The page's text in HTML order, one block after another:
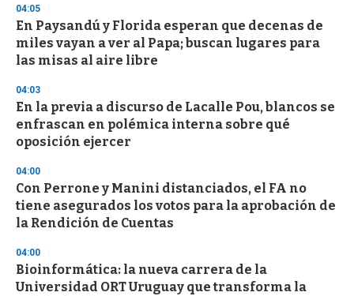
n
d
04:05
En Paysandú y Florida esperan que decenas de
miles vayan a ver al Papa; buscan lugares para
las misas al aire libre
04:03
En la previa a discurso de Lacalle Pou, blancos se
enfrascan en polémica interna sobre qué
oposición ejercer
04:00
Con Perrone y Manini distanciados, el FA no
tiene asegurados los votos para la aprobación de
la Rendición de Cuentas
04:00
Bioinformática: la nueva carrera de la
Universidad ORT Uruguay que transforma la